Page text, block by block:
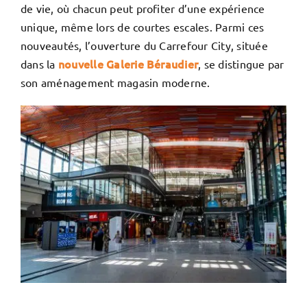
de vie, où chacun peut profiter d’une expérience
unique, même lors de courtes escales. Parmi ces
nouveautés, l’ouverture du Carrefour City, située
dans la nouvelle Galerie Béraudier, se distingue par
son aménagement magasin moderne.